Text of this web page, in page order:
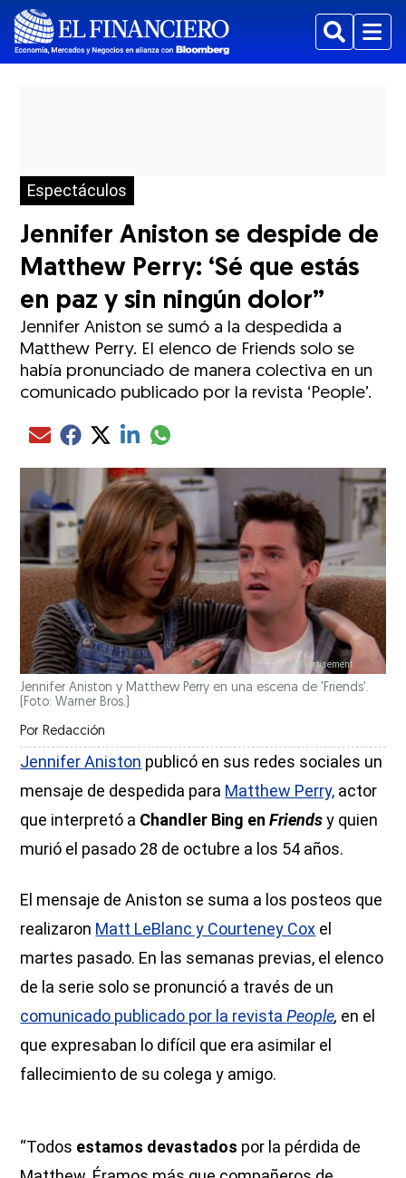
BuscarMenu
Espectáculos
Jennifer Aniston se despide de
Matthew Perry: ‘Sé que estás
en paz y sin ningún dolor”
Jennifer Aniston se sumó a la despedida a
Matthew Perry. El elenco de Friends solo se
había pronunciado de manera colectiva en un
comunicado publicado por la revista ‘People’.
Compartir el artículo actual mediante Email
Compartir el artículo actual mediante Facebook
Compartir el artículo actual mediante Twitter
Compartir el artículo actual mediante LinkedIn
Compartir el artículo actual mediante
Jennifer Aniston y Matthew Perry en una escena de 'Friends'.
(Foto: Warner Bros.)
Por Redacción
Jennifer Aniston publicó en sus redes sociales un
mensaje de despedida para Matthew Perry, actor
que interpretó a Chandler Bing enFriendsy quien
murió el pasado 28 de octubre a los 54 años.
El mensaje de Aniston se suma a los posteos que
realizaron Matt LeBlanc y Courteney Cox el
martes pasado. En las semanas previas, el elenco
de la serie solo se pronunció a través de un
comunicado publicado por la revistaPeople, en el
que expresaban lo difícil que era asimilar el
fallecimiento de su colega y amigo.
“Todos estamos devastados por la pérdida de